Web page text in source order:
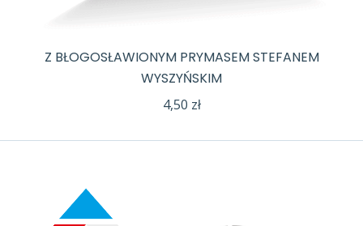
Z BŁOGOSŁAWIONYM PRYMASEM STEFANEM
WYSZYŃSKIM
4,50 zł